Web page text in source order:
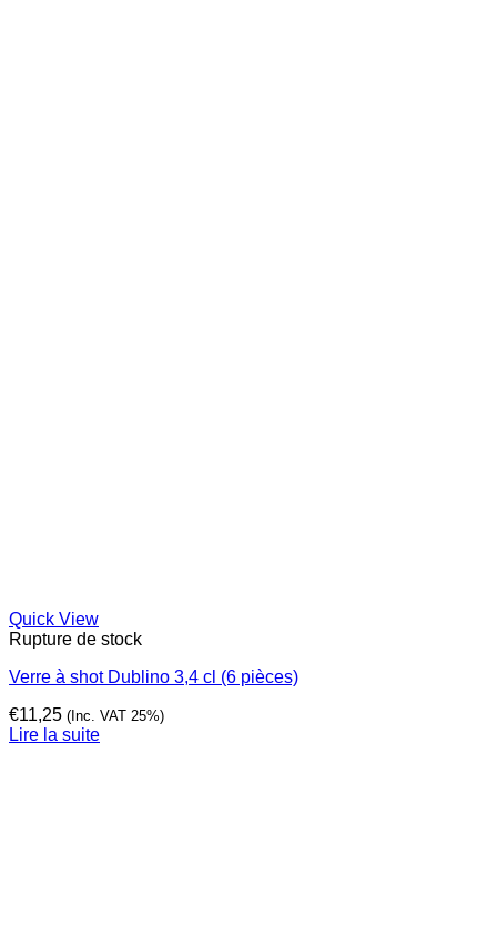
Quick View
Rupture de stock
Verre à shot Dublino 3,4 cl (6 pièces)
€11,25 (Inc. VAT 25%)
Lire la suite